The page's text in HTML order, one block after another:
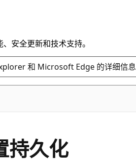
安全更新和技术支持。
和 Microsoft Edge 的详细信息
持久化